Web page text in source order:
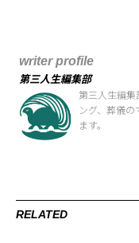
writer profile
第三人生編集部
第三人生編集
ング、葬儀の
ます。
RELATED